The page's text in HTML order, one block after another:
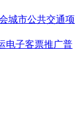
城市公共交通项
电子客票推广普